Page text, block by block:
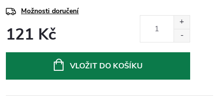
Možnosti doručení
121 Kč
VLOŽIT DO KOŠÍKU